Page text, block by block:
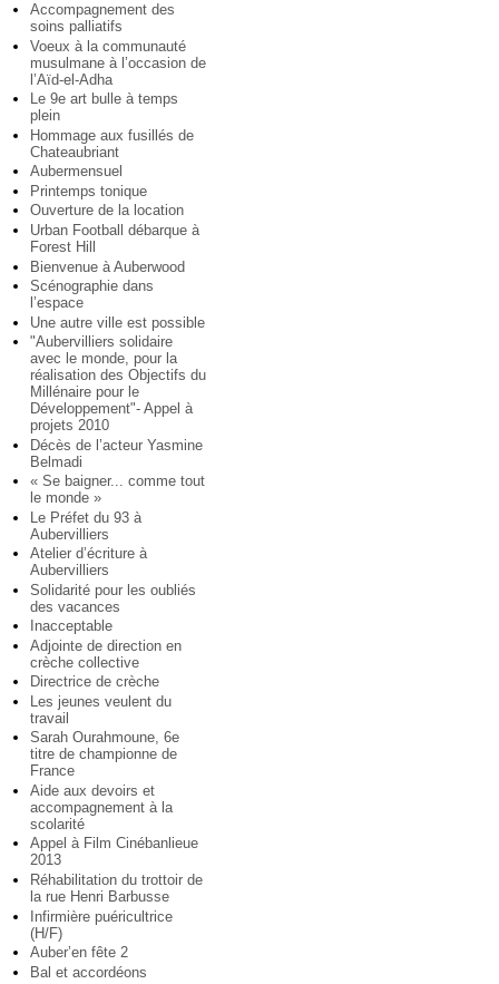
Accompagnement des
soins palliatifs
Voeux à la communauté
musulmane à l’occasion de
l’Aïd-el-Adha
Le 9e art bulle à temps
plein
Hommage aux fusillés de
Chateaubriant
Aubermensuel
Printemps tonique
Ouverture de la location
Urban Football débarque à
Forest Hill
Bienvenue à Auberwood
Scénographie dans
l’espace
Une autre ville est possible
"Aubervilliers solidaire
avec le monde, pour la
réalisation des Objectifs du
Millénaire pour le
Développement"- Appel à
projets 2010
Décès de l’acteur Yasmine
Belmadi
« Se baigner... comme tout
le monde »
Le Préfet du 93 à
Aubervilliers
Atelier d’écriture à
Aubervilliers
Solidarité pour les oubliés
des vacances
Inacceptable
Adjointe de direction en
crèche collective
Directrice de crèche
Les jeunes veulent du
travail
Sarah Ourahmoune, 6e
titre de championne de
France
Aide aux devoirs et
accompagnement à la
scolarité
Appel à Film Cinébanlieue
2013
Réhabilitation du trottoir de
la rue Henri Barbusse
Infirmière puéricultrice
(H/F)
Auber’en fête 2
Bal et accordéons